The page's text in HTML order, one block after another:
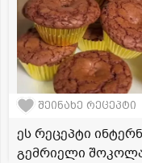
შეინახე რეცეპტი
ეს რეცეპტი
გემრიელი